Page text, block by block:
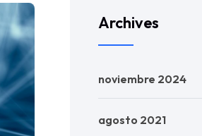
Archives
noviembre 2024
agosto 2021